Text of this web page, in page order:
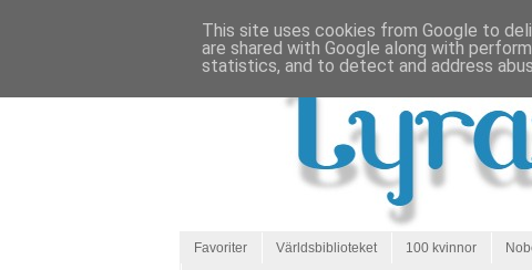
Favoriter Världsbiblioteket 100 kvinnor
This site uses cookies from Google to
are shared with Google along with
statistics, and to detect and address